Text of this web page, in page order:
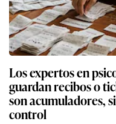
Los expertos en
guardan recibos o
son acumuladores,
control